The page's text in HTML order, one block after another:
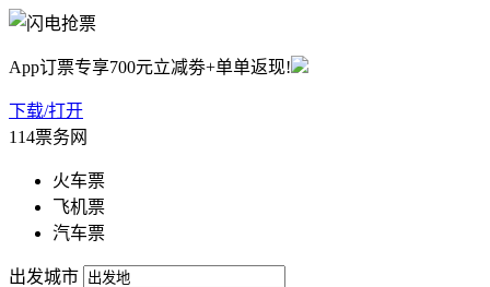
App订票专享700元立减劵+单单返现!
下载/打开
114票务网
火车票
飞机票
汽车票
出发城市